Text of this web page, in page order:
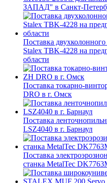
ЗАПАД" в Санкт-
Поставка
Stalex TBK-4228 на
области
Поставка токарно-
DRO в г. Омск
Поставка
LSZ4040 в г. Барнаул
Поставка
станка MetalTec